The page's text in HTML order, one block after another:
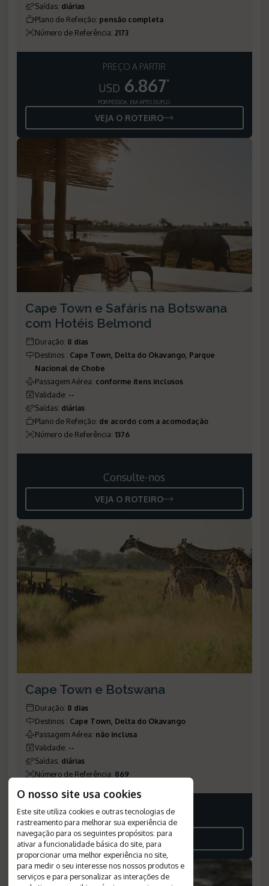
O nosso site usa cookies
Este site utiliza cookies e outras tecnologias de
rastreamento para melhorar sua experiência de
navegação para os seguintes propósitos: para
ativar a funcionalidade básica do site para
proporcionar uma melhor experiência no site
para medir o seu interesse nos nossos produtos e
serviços e para personalizar as interações de
Saídas: diárias
Plano de Refeição: pensão completa
Número de Referência: 2173
PREÇO A PARTIR
USD 6.867*
POR PESSOA, EM APTO DUPLO
VEJA O ROTEIRO
Cape Town e Safáris na Botswana
com Hotéis Belmond
Duração: 8 dias
Destinos : Cape Town, Delta do Okavango, Parque
Nacional de Chobe
Passagem Aérea: conforme itens inclusos
Validade: --
Saídas: diárias
Plano de Refeição: de acordo com a acomodação
Número de Referência: 1376
Consulte-nos
VEJA O ROTEIRO
Cape Town e Botswana
Duração: 8 dias
Destinos : Cape Town, Delta do Okavango
Passagem Aérea: não inclusa
Validade: --
Saídas: diárias
Número de Referência: 869
Consulte-nos
VEJA O ROTEIRO